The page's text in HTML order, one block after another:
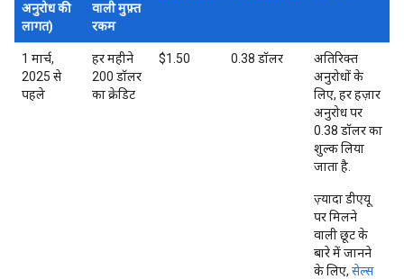
अनुरोध की
लागत)
वाली मुफ़्त
रकम
1 मार्च,
2025 से
पहले
हर महीने
200 डॉलर
का क्रेडिट
$1.50 0.38 डॉलर
अतिरिक्त
अनुरोधों के
लिए, हर हज़ार
अनुरोध पर
0.38 डॉलर का
शुल्क लिया
जाता है.
ज़्यादा डीएयू
पर मिलने
वाली छूट के
बारे में जानने
के लिए, सेल्स